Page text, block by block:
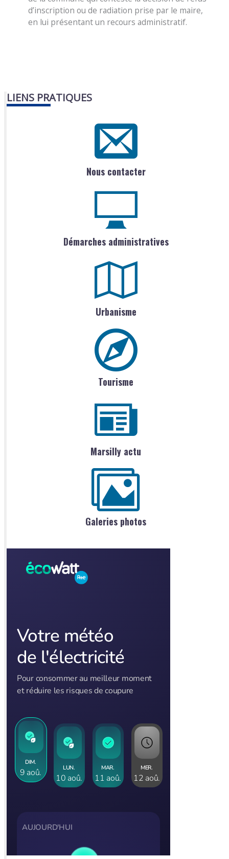
d’inscription ou de radiation prise par le maire,
en lui présentant un recours administratif.
LIENS PRATIQUES
Nous contacter
Démarches administratives
Urbanisme
Tourisme
Marsilly actu
Galeries photos